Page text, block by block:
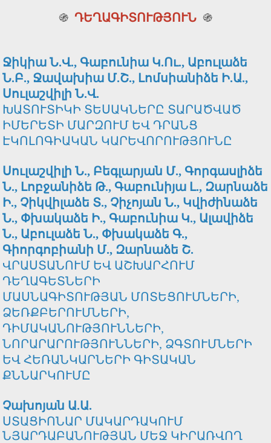
֍ ԴԵՂԱԳԻՏՈՒԹՅՈՒՆ ֍
Ջիկիա Ն.Վ., Գաբունիա Կ.Ու., Աբուլաձե
Ն.Բ., Ջավախիա Մ.Շ., Լոմսիանիձե Ի.Ա.,
Սուլաշվիլի Ն.Վ.
ԽԱՏՈՒՏԻԿԻ ՏԵՍԱԿՆԵՐԸ ՏԱՐԱԾՎԱԾ
ԻՄԵՐԵՏԻ ՄԱՐԶՈՒՄ ԵՎ ԴՐԱՆՑ
ԷԿՈԼՈԳԻԱԿԱՆ ԿԱՐԵՎՈՐՈՒԹՅՈՒՆԸ
Սուլաշվիլի Ն., Բեգլարյան Մ., Գորգասլիձե
Ն., Լոբջանիձե Թ., Գաբունիյա Լ., Զարնաձե
Ի., Չիկվիլաձե Տ., Չիչոյան Ն., Կվիժինաձե
Ն., Փխակաձե Ի., Գաբունիա Կ., Ալավիձե
Ն., Աբուլաձե Ն., Փխակաձե Գ.,
Գիորգոբիանի Մ., Զարնաձե Շ.
ՎՐԱՍՏԱՆՈՒՄ ԵՎ ԱՇԽԱՐՀՈՒՄ
ԴԵՂԱԳԵՏՆԵՐԻ
ՄԱՍՆԱԳԻՏՈՒԹՅԱՆ ՄՈՏԵՑՈՒՄՆԵՐԻ,
ՁԵՌՔԲԵՐՈՒՄՆԵՐԻ,
ԴԻՄԱԿԱՆՈՒԹՅՈՒՆՆԵՐԻ,
ՆՈՐԱՐԱՐՈՒԹՅՈՒՆՆԵՐԻ, ՁԳՏՈՒՄՆԵՐԻ
ԵՎ ՀԵՌԱՆԿԱՐՆԵՐԻ ԳԻՏԱԿԱՆ
ՔՆՆԱՐԿՈՒՄԸ
Չախոյան Ա.Ա.
ՍՏԱՑԻՈՆԱՐ ՄԱԿԱՐԴԱԿՈՒՄ
ՆՅԱՐԴԱԲԱՆՈՒԹՅԱՆ ՄԵՋ ԿԻՐԱՌՎՈՂ